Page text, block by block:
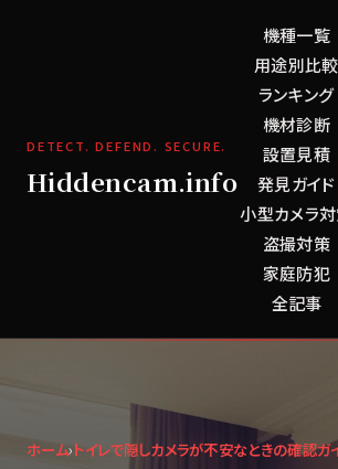
DETECT. DEFEND. SECURE.
Hiddencam.info
機種一覧
用途別比較
ランキング
機材診断
設置見積
発見ガイド
小型カメラ
盗撮対策
家庭防犯
全記事
ホーム›トイレで隠しカメラが不安なときの確認ガ